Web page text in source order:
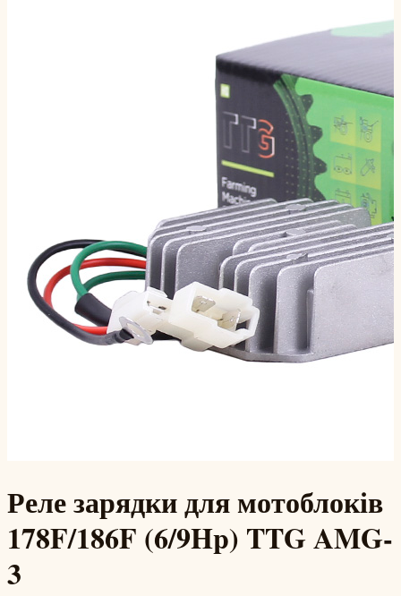
Реле зарядки для мотоблоків
178F/186F (6/9Hp) TTG AMG-
3